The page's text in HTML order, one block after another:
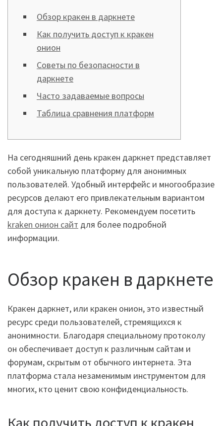
Обзор кракен в даркнете
Как получить доступ к кракен
онион
Советы по безопасности в
даркнете
Часто задаваемые вопросы
Таблица сравнения платформ
На сегодняшний день кракен даркнет представляет
собой уникальную платформу для анонимных
пользователей. Удобный интерфейс и многообразие
ресурсов делают его привлекательным вариантом
для доступа к даркнету. Рекомендуем посетить
kraken онион сайт для более подробной
информации.
Обзор кракен в даркнете
Кракен даркнет, или кракен онион, это известный
ресурс среди пользователей, стремящихся к
анонимности. Благодаря специальному протоколу
он обеспечивает доступ к различным сайтам и
форумам, скрытым от обычного интернета. Эта
платформа стала незаменимым инструментом для
многих, кто ценит свою конфиденциальность.